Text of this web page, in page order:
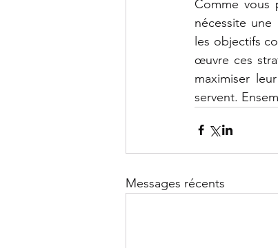
Comme vous
nécessite
les objectifs
œuvre ces
maximiser
servent.
Messages récents